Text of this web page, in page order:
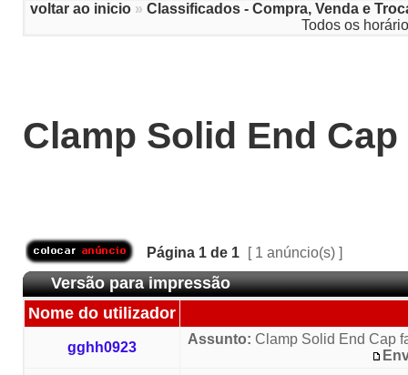
voltar ao inicio » Classificados - Compra, Venda e
Todos os
Clamp Solid End
Página 1 de 1 [ 1 anúncio(s) ]
Versão para impressão
Nome do utilizador
gghh0923
Assunto: Clamp Solid End Cap